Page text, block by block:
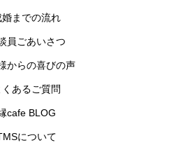
婚までの流れ
員ごあいさつ
からの喜びの声
くあるご質問
cafe BLOG
について